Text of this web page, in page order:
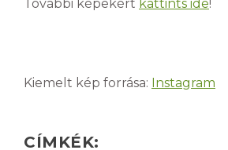
További képekért kattints ide!
Kiemelt kép forrása: Instagram
CÍMKÉK: